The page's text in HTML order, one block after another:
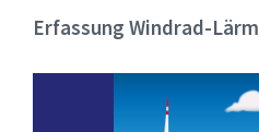
Erfassung Windrad-Lärm